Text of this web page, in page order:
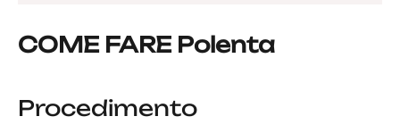
COME FARE Polenta
Procedimento